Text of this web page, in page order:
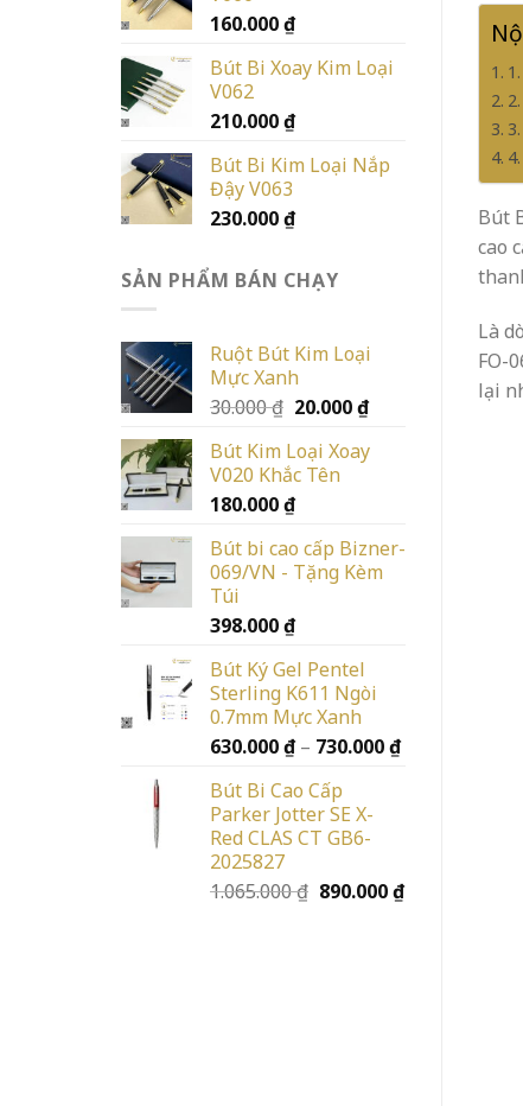
160.000₫
Bút Bi Xoay Kim Loại
V062
210.000₫
Bút Bi Kim Loại Nắp
Đậy V063
230.000₫
SẢN PHẨM BÁN CHẠY
Ruột Bút Kim Loại
Mực Xanh
30.000₫ Giá
là:
30.000 ₫.
20.000₫Giá
tại
Bút Kim Loại Xoay
V020 Khắc Tên
180.000₫
Bút bi cao cấp Bizner-
069/VN - Tặng Kèm
Túi
398.000₫
Bút Ký Gel Pentel
Sterling K611 Ngòi
0.7mm Mực Xanh
630.000₫ – 730.000₫Khoảng
Bút Bi Cao Cấp
Parker Jotter SE X-
Red CLAS CT GB6-
2025827
1.065.000₫ Giá
890.000₫Giá
Bút
cao
Là
FO-
lại